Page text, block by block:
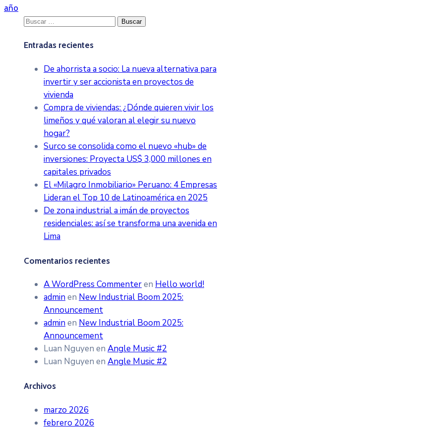
año
Buscar:
Entradas recientes
De ahorrista a socio: La nueva alternativa para
invertir y ser accionista en proyectos de
vivienda
Compra de viviendas: ¿Dónde quieren vivir los
limeños y qué valoran al elegir su nuevo
hogar?
Surco se consolida como el nuevo «hub» de
inversiones: Proyecta US$ 3,000 millones en
capitales privados
El «Milagro Inmobiliario» Peruano: 4 Empresas
Lideran el Top 10 de Latinoamérica en 2025
De zona industrial a imán de proyectos
residenciales: así se transforma una avenida en
Lima
Comentarios recientes
A WordPress Commenteren Hello world!
adminen New Industrial Boom 2025:
Announcement
adminen New Industrial Boom 2025:
Announcement
Luan Nguyen en Angle Music #2
Luan Nguyen en Angle Music #2
Archivos
marzo 2026
febrero 2026